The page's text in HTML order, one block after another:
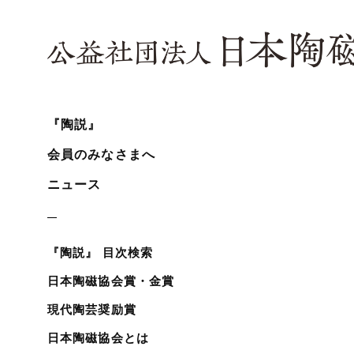
『陶説』
会員のみなさまへ
ニュース
『陶説』 目次検索
日本陶磁協会賞・金賞
現代陶芸奨励賞
日本陶磁協会とは